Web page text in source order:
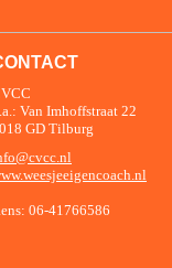
VCC
Van Imhoffstraat 22
GD Tilburg
06-41766586